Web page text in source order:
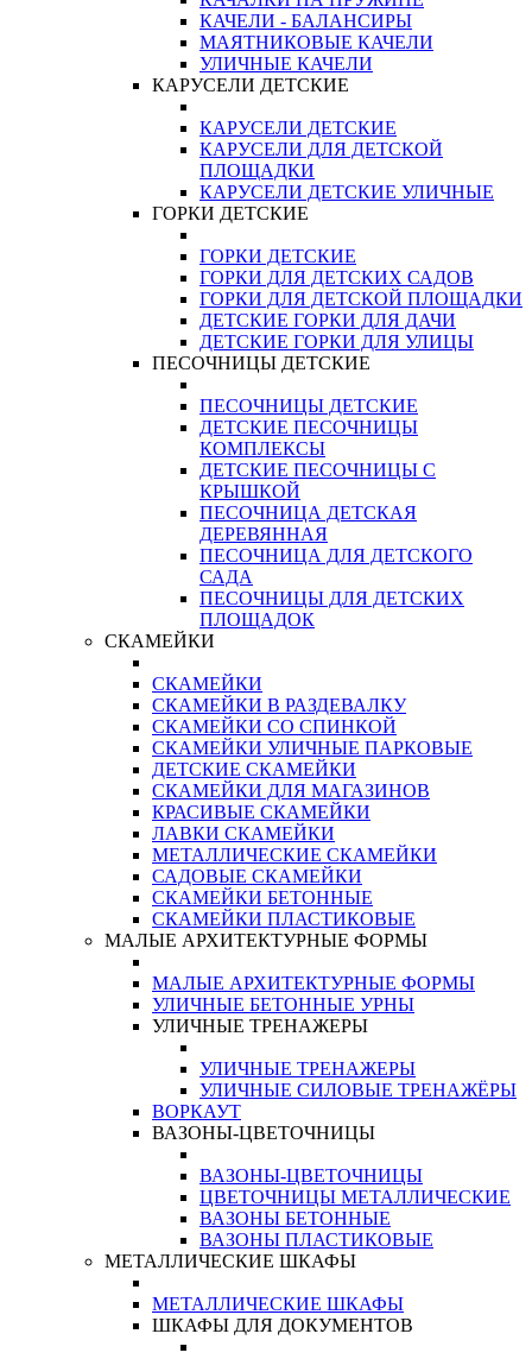
КАЧЕЛИ - БАЛАНСИРЫ
МАЯТНИКОВЫЕ КАЧЕЛИ
УЛИЧНЫЕ КАЧЕЛИ
КАРУСЕЛИ ДЕТСКИЕ
КАРУСЕЛИ ДЕТСКИЕ
КАРУСЕЛИ ДЛЯ ДЕТСКОЙ
ПЛОЩАДКИ
КАРУСЕЛИ ДЕТСКИЕ УЛИЧНЫЕ
ГОРКИ ДЕТСКИЕ
ГОРКИ ДЕТСКИЕ
ГОРКИ ДЛЯ ДЕТСКИХ САДОВ
ГОРКИ ДЛЯ ДЕТСКОЙ ПЛОЩАДКИ
ДЕТСКИЕ ГОРКИ ДЛЯ ДАЧИ
ДЕТСКИЕ ГОРКИ ДЛЯ УЛИЦЫ
ПЕСОЧНИЦЫ ДЕТСКИЕ
ПЕСОЧНИЦЫ ДЕТСКИЕ
ДЕТСКИЕ ПЕСОЧНИЦЫ
КОМПЛЕКСЫ
ДЕТСКИЕ ПЕСОЧНИЦЫ С
КРЫШКОЙ
ПЕСОЧНИЦА ДЕТСКАЯ
ДЕРЕВЯННАЯ
ПЕСОЧНИЦА ДЛЯ ДЕТСКОГО
САДА
ПЕСОЧНИЦЫ ДЛЯ ДЕТСКИХ
ПЛОЩАДОК
СКАМЕЙКИ
СКАМЕЙКИ
СКАМЕЙКИ В РАЗДЕВАЛКУ
СКАМЕЙКИ СО СПИНКОЙ
СКАМЕЙКИ УЛИЧНЫЕ ПАРКОВЫЕ
ДЕТСКИЕ СКАМЕЙКИ
СКАМЕЙКИ ДЛЯ МАГАЗИНОВ
КРАСИВЫЕ СКАМЕЙКИ
ЛАВКИ СКАМЕЙКИ
МЕТАЛЛИЧЕСКИЕ СКАМЕЙКИ
САДОВЫЕ СКАМЕЙКИ
СКАМЕЙКИ БЕТОННЫЕ
СКАМЕЙКИ ПЛАСТИКОВЫЕ
МАЛЫЕ АРХИТЕКТУРНЫЕ ФОРМЫ
МАЛЫЕ АРХИТЕКТУРНЫЕ ФОРМЫ
УЛИЧНЫЕ БЕТОННЫЕ УРНЫ
УЛИЧНЫЕ ТРЕНАЖЕРЫ
УЛИЧНЫЕ ТРЕНАЖЕРЫ
УЛИЧНЫЕ СИЛОВЫЕ ТРЕНАЖЁРЫ
ВОРКАУТ
ВАЗОНЫ-ЦВЕТОЧНИЦЫ
ВАЗОНЫ-ЦВЕТОЧНИЦЫ
ЦВЕТОЧНИЦЫ МЕТАЛЛИЧЕСКИЕ
ВАЗОНЫ БЕТОННЫЕ
ВАЗОНЫ ПЛАСТИКОВЫЕ
МЕТАЛЛИЧЕСКИЕ ШКАФЫ
МЕТАЛЛИЧЕСКИЕ ШКАФЫ
ШКАФЫ ДЛЯ ДОКУМЕНТОВ